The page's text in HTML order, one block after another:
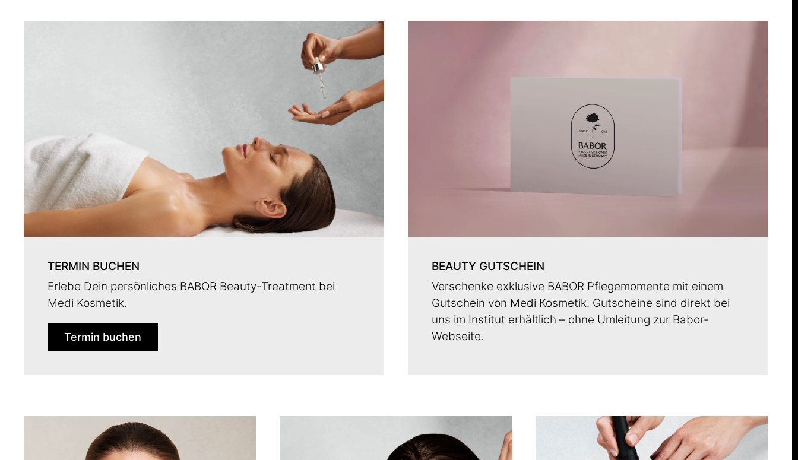
TERMIN BUCHEN
Erlebe Dein persönliches BABOR Beauty-Treatment bei
Medi Kosmetik.
Termin buchen
BEAUTY GUTSCHEIN
Verschenke exklusive BABOR Pflegemomente mit einem
Gutschein von Medi Kosmetik. Gutscheine sind direkt bei
uns im Institut erhältlich – ohne Umleitung zur Babor-
Webseite.